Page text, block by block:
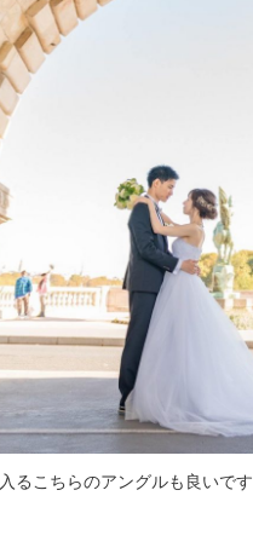
るこちらのアングルも良いで